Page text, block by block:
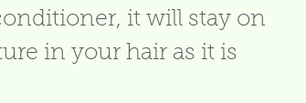
it will stay on
in your hair as it is